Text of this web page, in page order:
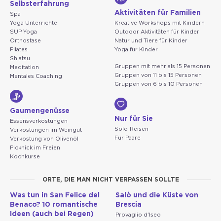
Selbsterfahrung
Spa
Yoga Unterrichte
SUP Yoga
Orthostase
Pilates
Shiatsu
Meditation
Mentales Coaching
Gaumengenüsse
Essensverkostungen
Verkostungen im Weingut
Verkostung von Olivenöl
Picknick im Freien
Kochkurse
Aktivitäten für Familien
Kreative Workshops mit Kindern
Outdoor Aktivitäten für Kinder
Natur und Tiere für Kinder
Yoga für Kinder
Gruppen mit mehr als 15 Personen
Gruppen von 11 bis 15 Personen
Gruppen von 6 bis 10 Personen
Nur für Sie
Solo-Reisen
Für Paare
ORTE, DIE MAN NICHT VERPASSEN SOLLTE
Was tun in San Felice del
Benaco? 10 romantische
Ideen (auch bei Regen)
Salò und die Küste von
Brescia
Provaglio d'Iseo